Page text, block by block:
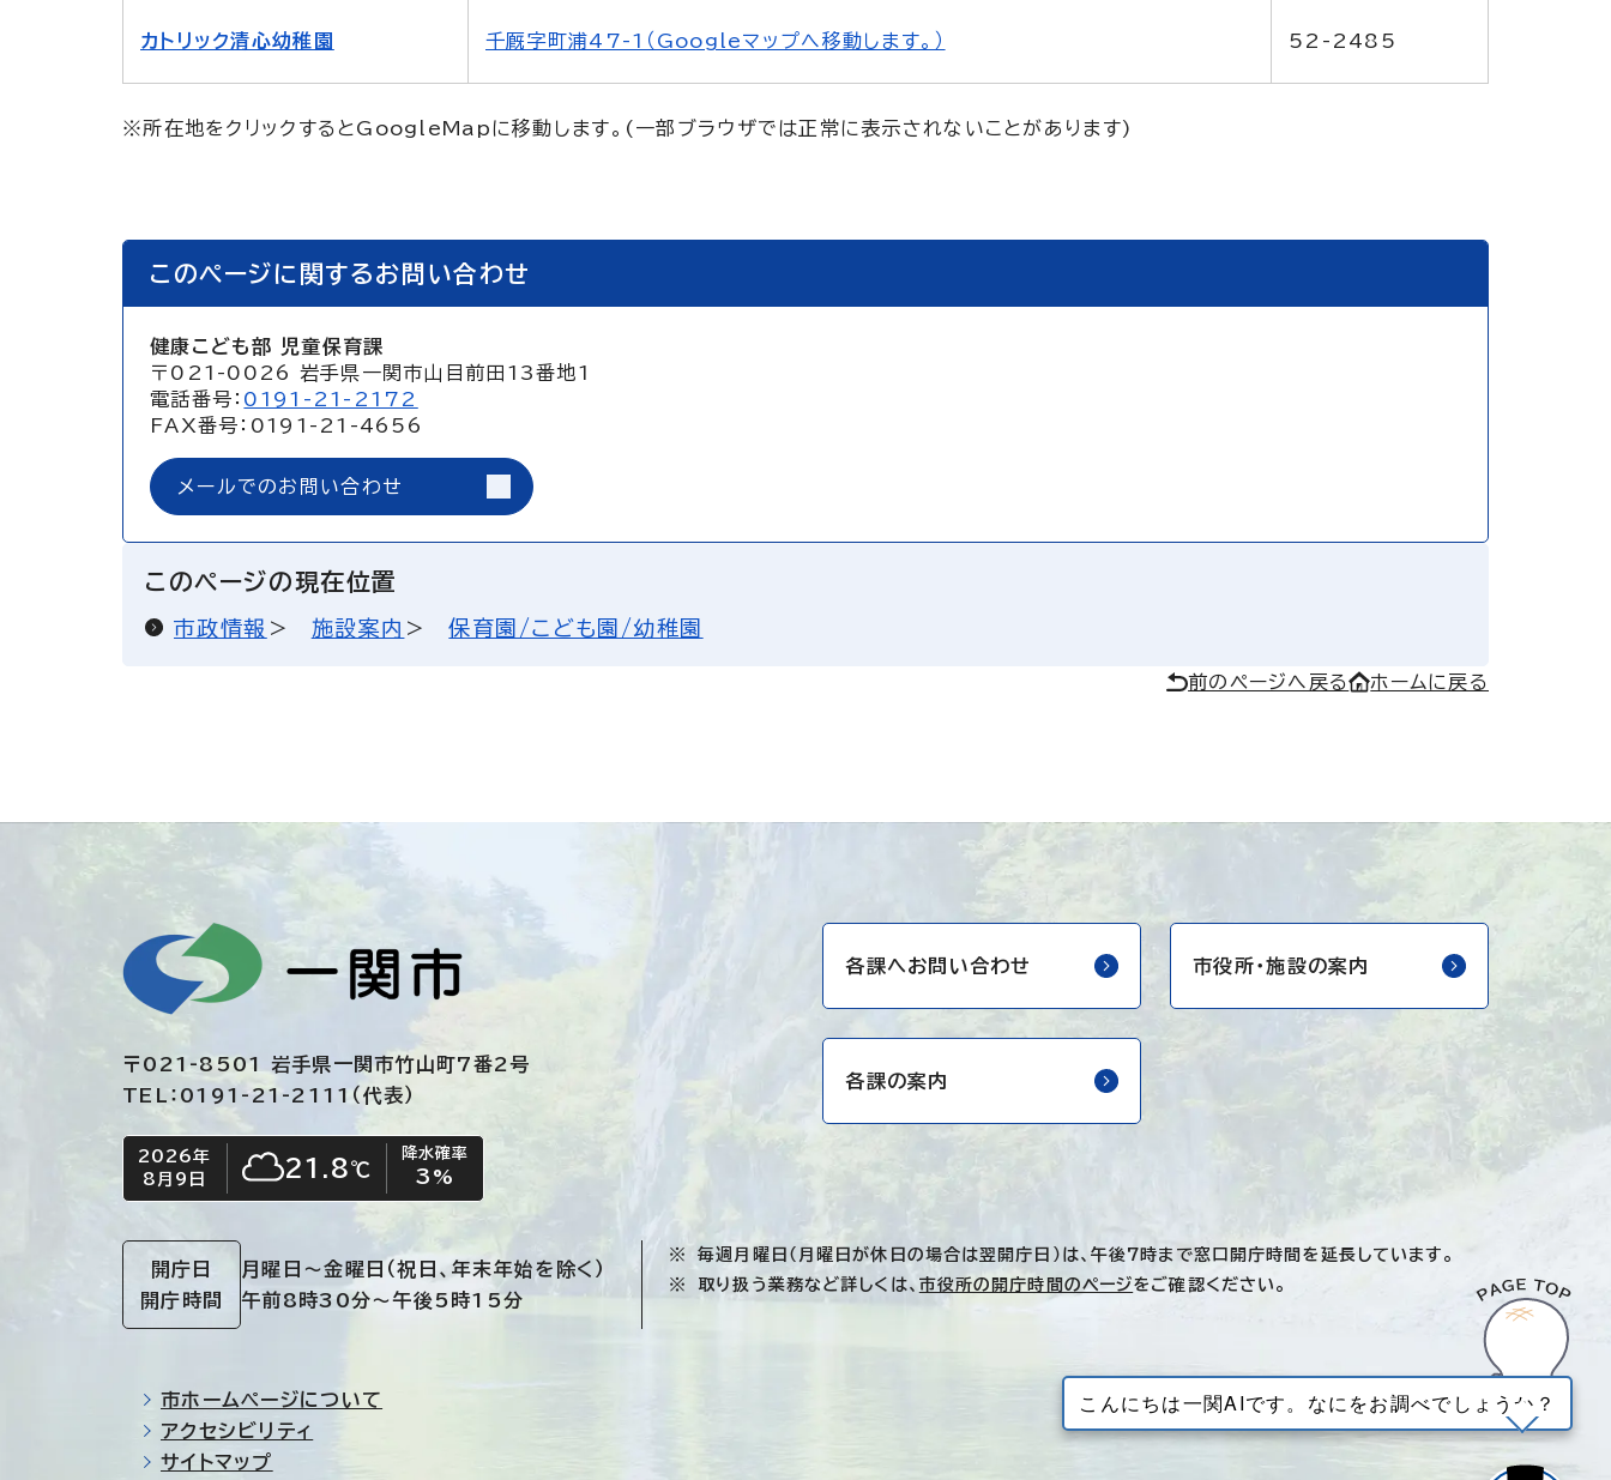
カトリック清心幼稚園 千厩字町浦47-1（Googleマップへ移動します。） 52-2485
※所在地をクリックするとGoogleMapに移動します。(一部ブラウザでは正常に表示されないことがあります)
このページに関するお問い合わせ
健康こども部 児童保育課
〒021-0026 岩手県一関市山目前田13番地1
電話番号： 0191-21-2172
FAX番号：0191-21-4656
メールでのお問い合わせ
このページの現在位置
市政情報 施設案内 保育園/こども園/幼稚園
前のページへ戻る ホームに戻る
〒021-8501 岩手県一関市竹山町7番2号
TEL：0191-21-2111（代表）
今日の日付
2026年
8月9日
今日の天気
くもり
21.8℃
降水確率
3 %
各課へお問い合わせ 市役所・施設の案内
各課の案内
開庁日
開庁時間
月曜日～金曜日 （祝日、年末年始を除く）
午前8時30分～午後5時15分
毎週月曜日（月曜日が休日の場合は翌開庁日）は、午後7時まで窓口開庁時間を延長しています。
取り扱う業務など詳しくは、 市役所の開庁時間のページをご確認ください。
市ホームページについて
アクセシビリティ
サイトマップ